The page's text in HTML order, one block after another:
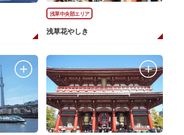
浅草中央部エリア
浅草花やしき